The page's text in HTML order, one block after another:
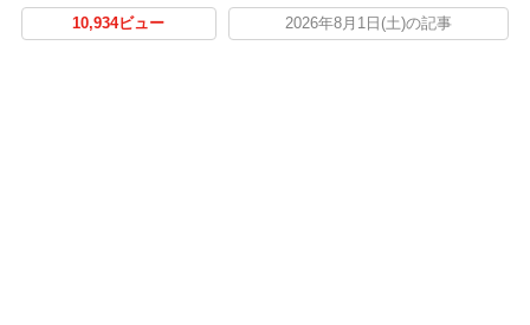
10,934ビュー 2026年8月1日(土)の記事